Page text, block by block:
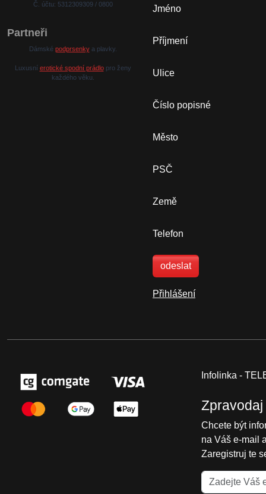
Jméno
Příjmení
Ulice
Číslo popisné
Město
PSČ
Země
Telefon
odeslat
Přihlášení
Č. účtu: 5312309309 / 0800
Partneři
Dámské podprsenkya plavky.
Luxusní erotické spodní prádlopro ženy
každého věku.
Infolinka -
Zpravodaj
Chcete být
na Váš e-mail
Zaregistruj te